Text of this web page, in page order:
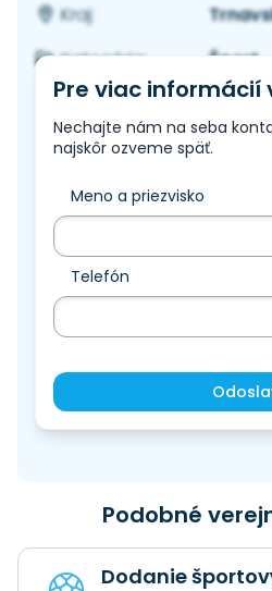
Kraj:
Kategória:
Šport
Pre viac informácií
Nechajte nám na seba
najskôr ozveme späť.
Meno a priezvisko
Telefón
Podobné
Dodanie